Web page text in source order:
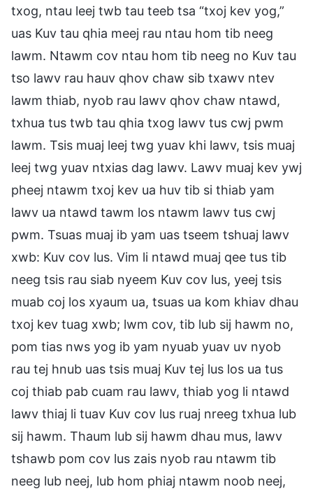
txog, ntau leej twb tau teeb tsa “txoj kev yog,”
uas Kuv tau qhia meej rau ntau hom tib neeg
lawm. Ntawm cov ntau hom tib neeg no Kuv tau
tso lawv rau hauv qhov chaw sib txawv ntev
lawm thiab, nyob rau lawv qhov chaw ntawd,
txhua tus twb tau qhia txog lawv tus cwj pwm
lawm. Tsis muaj leej twg yuav khi lawv, tsis muaj
leej twg yuav ntxias dag lawv. Lawv muaj kev ywj
pheej ntawm txoj kev ua huv tib si thiab yam
lawv ua ntawd tawm los ntawm lawv tus cwj
pwm. Tsuas muaj ib yam uas tseem tshuaj lawv
xwb: Kuv cov lus. Vim li ntawd muaj qee tus tib
neeg tsis rau siab nyeem Kuv cov lus, yeej tsis
muab coj los xyaum ua, tsuas ua kom khiav dhau
txoj kev tuag xwb; lwm cov, tib lub sij hawm no,
pom tias nws yog ib yam nyuab yuav uv nyob
rau tej hnub uas tsis muaj Kuv tej lus los ua tus
coj thiab pab cuam rau lawv, thiab yog li ntawd
lawv thiaj li tuav Kuv cov lus ruaj nreeg txhua lub
sij hawm. Thaum lub sij hawm dhau mus, lawv
tshawb pom cov lus zais nyob rau ntawm tib
neeg lub neej, lub hom phiaj ntawm noob neej,